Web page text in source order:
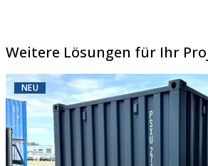
Weitere Lösungen für Ihr
NEU